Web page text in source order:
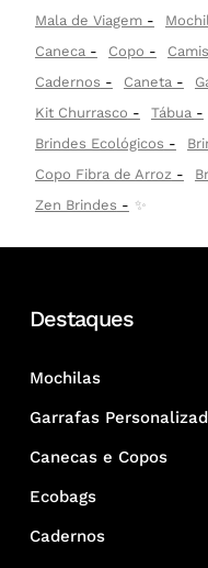
Mala de Viagem
Caneca
Copo
Cadernos
Caneta
Kit Churrasco
Tábua
Brindes Ecológicos
Copo Fibra de Arroz
Zen Brindes
✨
Destaques
Mochilas
Garrafas
Canecas e Copos
Ecobags
Cadernos